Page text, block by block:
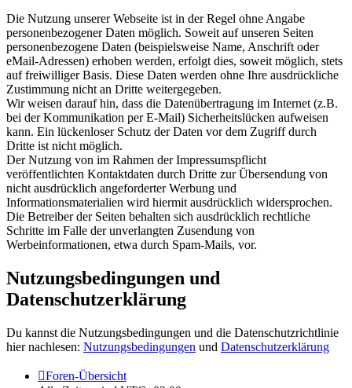
Die Nutzung unserer Webseite ist in der Regel ohne Angabe
personenbezogener Daten möglich. Soweit auf unseren Seiten
personenbezogene Daten (beispielsweise Name, Anschrift oder
eMail-Adressen) erhoben werden, erfolgt dies, soweit möglich, stets
auf freiwilliger Basis. Diese Daten werden ohne Ihre ausdrückliche
Zustimmung nicht an Dritte weitergegeben.
Wir weisen darauf hin, dass die Datenübertragung im Internet (z.B.
bei der Kommunikation per E-Mail) Sicherheitslücken aufweisen
kann. Ein lückenloser Schutz der Daten vor dem Zugriff durch
Dritte ist nicht möglich.
Der Nutzung von im Rahmen der Impressumspflicht
veröffentlichten Kontaktdaten durch Dritte zur Übersendung von
nicht ausdrücklich angeforderter Werbung und
Informationsmaterialien wird hiermit ausdrücklich widersprochen.
Die Betreiber der Seiten behalten sich ausdrücklich rechtliche
Schritte im Falle der unverlangten Zusendung von
Werbeinformationen, etwa durch Spam-Mails, vor.
Nutzungsbedingungen und
Datenschutzerklärung
Du kannst die Nutzungsbedingungen und die Datenschutzrichtlinie
hier nachlesen: Nutzungsbedingungen und Datenschutzerklärung
Foren-Übersicht